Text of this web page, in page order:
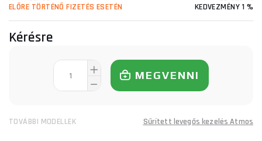
ELŐRE TÖRTÉNŐ FIZETÉS ESETÉN
KEDVEZMÉNY 1 %
Kérésre
MEGVENNI
TOVÁBBI MODELLEK Sűrített levegős kezelés Atmos